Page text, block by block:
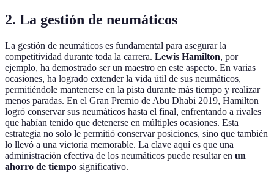
2. La gestión de neumáticos
La gestión de neumáticos es fundamental para asegurar la
competitividad durante toda la carrera. Lewis Hamilton, por
ejemplo, ha demostrado ser un maestro en este aspecto. En varias
ocasiones, ha logrado extender la vida útil de sus neumáticos,
permitiéndole mantenerse en la pista durante más tiempo y realizar
menos paradas. En el Gran Premio de Abu Dhabi 2019, Hamilton
logró conservar sus neumáticos hasta el final, enfrentando a rivales
que habían tenido que detenerse en múltiples ocasiones. Esta
estrategia no solo le permitió conservar posiciones, sino que también
lo llevó a una victoria memorable. La clave aquí es que una
administración efectiva de los neumáticos puede resultar en un
ahorro de tiempo significativo.